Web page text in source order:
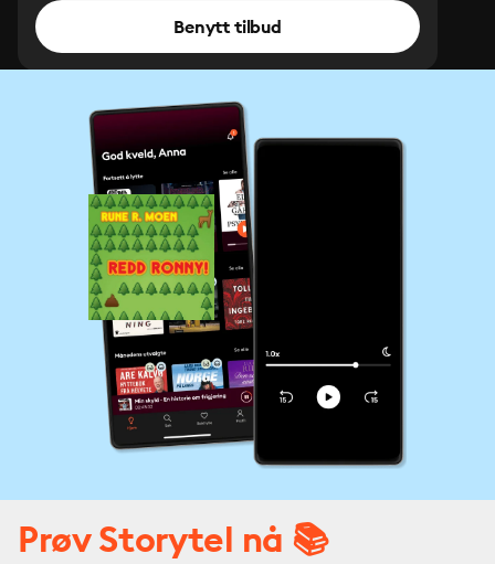
Benytt tilbud
Prøv Storytel nå 📚